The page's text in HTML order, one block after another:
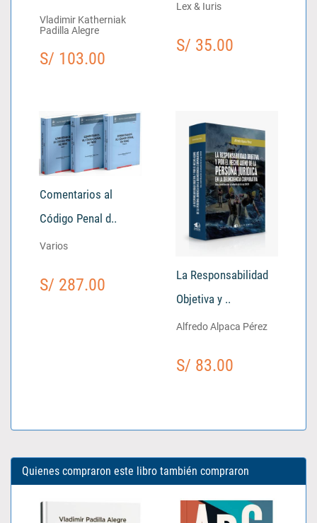
Vladimir Katherniak
Padilla Alegre
S/ 103.00
Lex & Iuris
S/ 35.00
Comentarios al
Código Penal d..
Varios
S/ 287.00
La Responsabilidad
Objetiva y ..
Alfredo Alpaca Pérez
S/ 83.00
Quienes compraron este libro también compraron